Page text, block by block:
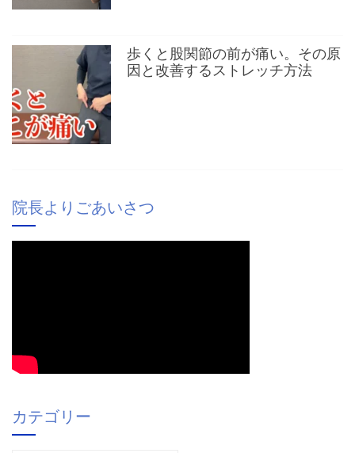
歩くと股関節の前が痛い。その原
因と改善するストレッチ方法
院長よりごあいさつ
カテゴリー